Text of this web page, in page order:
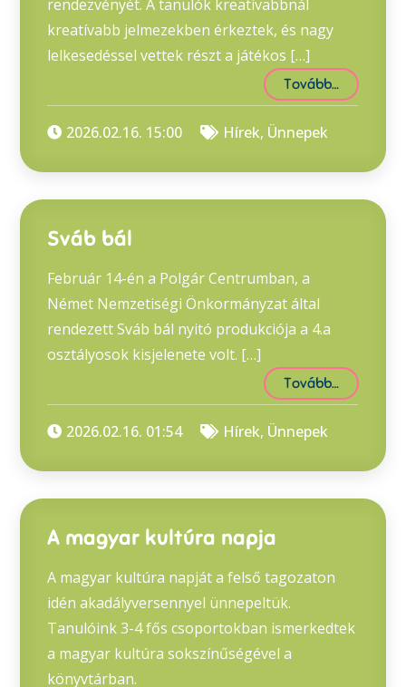
rendezvényét. A tanulók kreatívabbnál
kreatívabb jelmezekben érkeztek, és nagy
lelkesedéssel vettek részt a játékos […]
Tovább…
2026.02.16. 15:00 Hírek, Ünnepek
Sváb bál
Február 14-én a Polgár Centrumban, a
Német Nemzetiségi Önkormányzat által
rendezett Sváb bál nyitó produkciója a 4.a
osztályosok kisjelenete volt. […]
Tovább…
2026.02.16. 01:54 Hírek, Ünnepek
A magyar kultúra napja
A magyar kultúra napját a felső tagozaton
idén akadályversennyel ünnepeltük.
Tanulóink 3-4 fős csoportokban ismerkedtek
a magyar kultúra sokszínűségével a
könyvtárban.